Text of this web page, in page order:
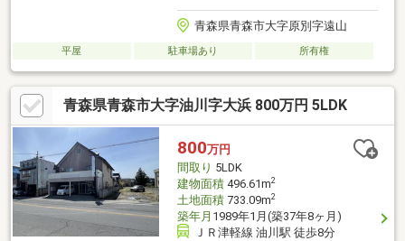
青森県青森市大字原別字遠山
平屋 駐車場あり 所有権
青森県青森市大字油川字大浜 800万円 5LDK
800万円
間取り 5LDK
建物面積496.61m2
土地面積733.09m2
築年月 1989年1月(築37年8ヶ月)
ＪＲ津軽線 油川駅 徒歩8分